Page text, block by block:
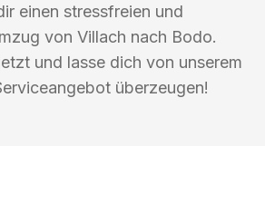
einen stressfreien und
von Villach nach Bodo.
und lasse dich von unserem
überzeugen!